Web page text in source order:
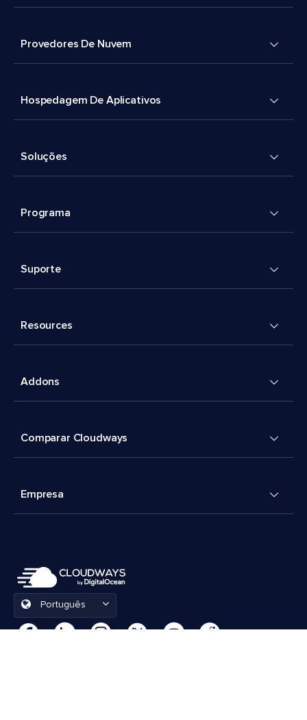
Provedores De Nuvem
Hospedagem De Aplicativos
Soluções
Programa
Suporte
Resources
Addons
Comparar Cloudways
Empresa
Português